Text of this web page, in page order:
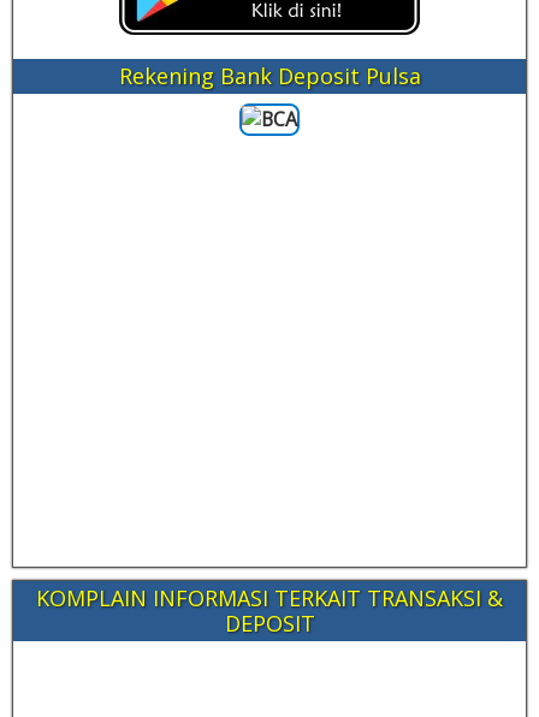
Rekening Bank Deposit Pulsa
KOMPLAIN INFORMASI TERKAIT TRANSAKSI &
DEPOSIT